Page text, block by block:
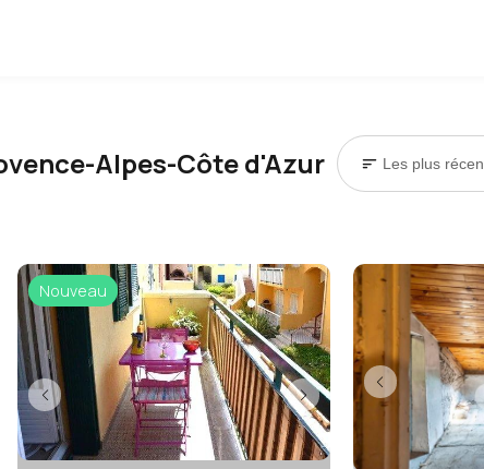
Alpes-Côte d'Azur sort
Nouveau